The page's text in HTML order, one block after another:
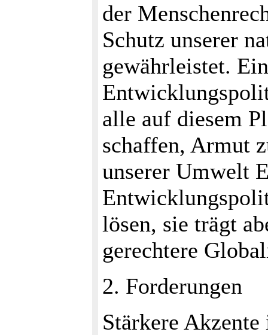
der
Schutz unserer
gewährleistet.
alle auf diesem
schaffen, Armut
unserer Umwelt
lösen, sie trägt
gerechtere
2. Forderungen
Stärkere